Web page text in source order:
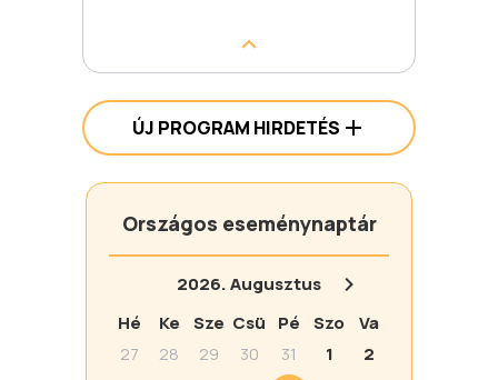
ÚJ PROGRAM HIRDETÉS
Országos eseménynaptár
2026.Augusztus
Hé
Ke Sze Csü Pé Szo
Va
27
28 29 30 31 1
2